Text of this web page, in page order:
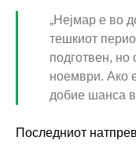
„Нејмар е во
тешкиот
подготвен, но
ноември. Ако
добие шанса
Последниот